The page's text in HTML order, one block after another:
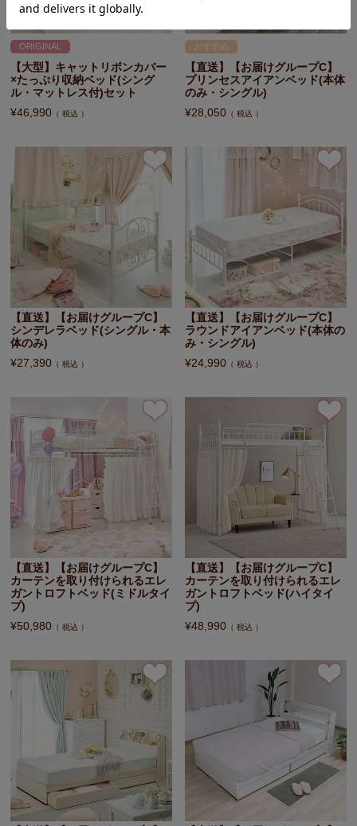
ORIGINAL
【大型】キャットリボンカバー
×たっぷり収納ベッド(シング
ル・マットレス付)セット
¥46,990 税込
おすすめ
【直送】【お届けグループC】
プリンセスアイアンベッド(本体
のみ・シングル)
¥28,050 税込
【直送】【お届けグループC】
シンデレラベッド(シングル・本
体のみ)
¥27,390 税込
【直送】【お届けグループC】
ラウンドアイアンベッド(本体の
み・シングル)
¥24,990 税込
【直送】【お届けグループC】
カーテンを取り付けられるエレ
ガントロフトベッド(ミドルタイ
プ)
¥50,980 税込
【直送】【お届けグループC】
カーテンを取り付けられるエレ
ガントロフトベッド(ハイタイ
プ)
¥48,990 税込